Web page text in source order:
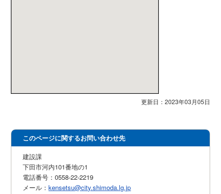
更新日：2023年03月05日
このページに関するお問い合わせ先
建設課
下田市河内101番地の1
電話番号：0558-22-2219
メール：kensetsu@city.shimoda.lg.jp